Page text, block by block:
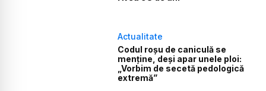
Actualitate
Codul roșu de caniculă se
menține, deși apar unele ploi:
„Vorbim de secetă pedologică
extremă”